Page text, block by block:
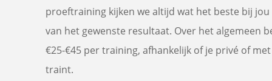
proeftraining kijken we altijd wat het beste bij
van het gewenste resultaat. Over het algemeen
€25-€45 per training, afhankelijk of je privé of
traint.